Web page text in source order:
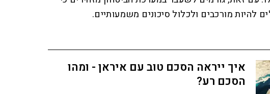
להיות מורכבים ולכלול סיכונים משמעותיים.
איך ייראה הסכם טוב עם איראן - ומהו
הסכם רע?